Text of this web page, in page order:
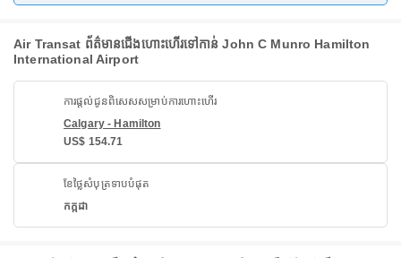
Air Transat ព័ត៌មានជើងហោះហើរទៅកាន់ John C Munro Hamilton
International Airport
ការផ្តល់ជូនពិសេសសម្រាប់ការហោះហើរ
Calgary - Hamilton
US$ 154.71
ខែថ្លៃសំបុត្រទាបបំផុត
កក្កដា